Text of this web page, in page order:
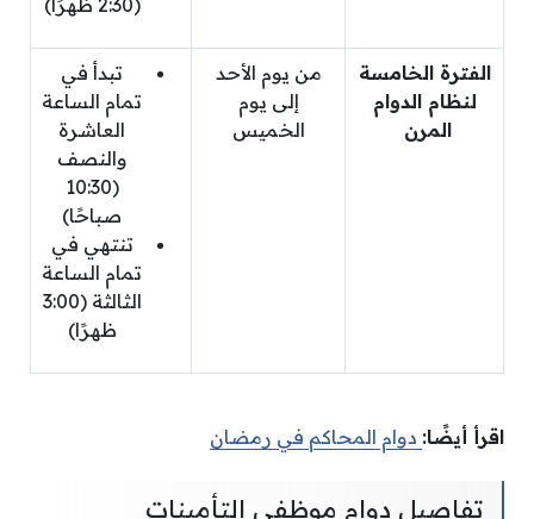
الفترة الخامسة
لنظام الدوام
المرن
من يوم الأحد
إلى يوم
الخميس
تبدأ في
تمام الساعة
العاشرة
والنصف
(10:30
صباحًا)
تنتهي في
تمام الساعة
الثالثة (3:00
ظهرًا)
اقرأ أيضًا: دوام المحاكم في رمضان
تفاصيل دوام موظفي التأمينات